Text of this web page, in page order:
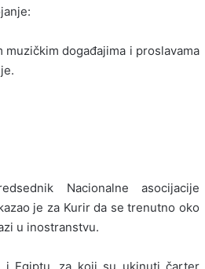
muzičkim događajima i proslavama
Nacionalne asocijacije
je za Kurir da se trenutno oko
u inostranstvu.